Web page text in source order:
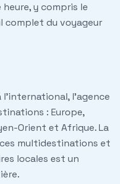
y compris le
complet du voyageur
l'international, l'agence
: Europe,
Orient et Afrique. La
multidestinations et
locales est un